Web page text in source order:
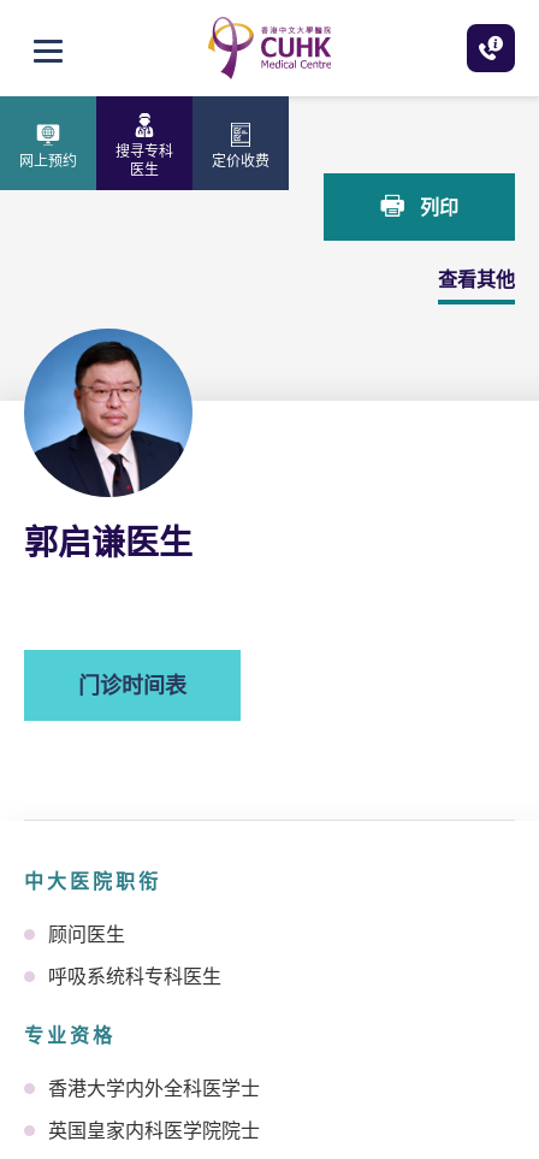
打开选单
网上预约
搜寻专科
医生
定价收费
主页 郭启谦医生
列印
查看其他
郭启谦医生
门诊时间表
中大医院职衔
顾问医生
呼吸系统科专科医生
专业资格
香港大学内外全科医学士
英国皇家内科医学院院士